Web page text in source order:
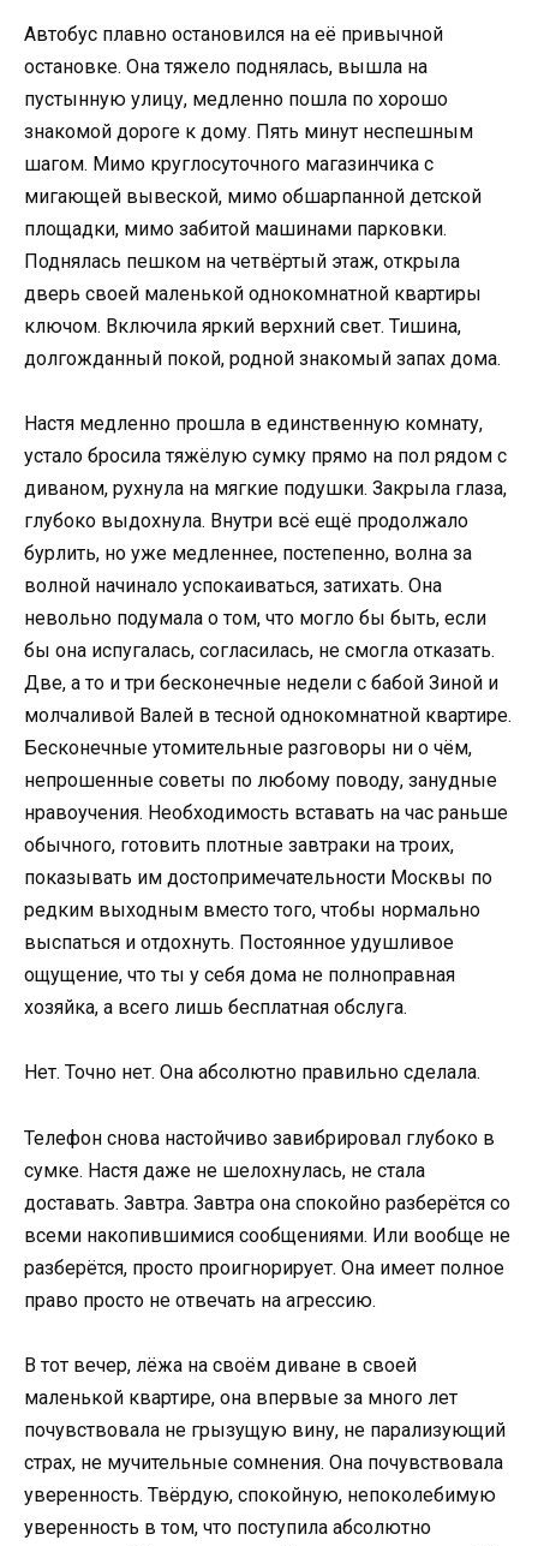
Автобус плавно остановился на её привычной
остановке. Она тяжело поднялась, вышла на
пустынную улицу, медленно пошла по хорошо
знакомой дороге к дому. Пять минут неспешным
шагом. Мимо круглосуточного магазинчика с
мигающей вывеской, мимо обшарпанной детской
площадки, мимо забитой машинами парковки.
Поднялась пешком на четвёртый этаж, открыла
дверь своей маленькой однокомнатной квартиры
ключом. Включила яркий верхний свет. Тишина,
долгожданный покой, родной знакомый запах дома.
Настя медленно прошла в единственную комнату,
устало бросила тяжёлую сумку прямо на пол рядом с
диваном, рухнула на мягкие подушки. Закрыла глаза,
глубоко выдохнула. Внутри всё ещё продолжало
бурлить, но уже медленнее, постепенно, волна за
волной начинало успокаиваться, затихать. Она
невольно подумала о том, что могло бы быть, если
бы она испугалась, согласилась, не смогла отказать.
Две, а то и три бесконечные недели с бабой Зиной и
молчаливой Валей в тесной однокомнатной квартире.
Бесконечные утомительные разговоры ни о чём,
непрошенные советы по любому поводу, занудные
нравоучения. Необходимость вставать на час раньше
обычного, готовить плотные завтраки на троих,
показывать им достопримечательности Москвы по
редким выходным вместо того, чтобы нормально
выспаться и отдохнуть. Постоянное удушливое
ощущение, что ты у себя дома не полноправная
хозяйка, а всего лишь бесплатная обслуга.
Нет. Точно нет. Она абсолютно правильно сделала.
Телефон снова настойчиво завибрировал глубоко в
сумке. Настя даже не шелохнулась, не стала
доставать. Завтра. Завтра она спокойно разберётся со
всеми накопившимися сообщениями. Или вообще не
разберётся, просто проигнорирует. Она имеет полное
право просто не отвечать на агрессию.
В тот вечер, лёжа на своём диване в своей
маленькой квартире, она впервые за много лет
почувствовала не грызущую вину, не парализующий
страх, не мучительные сомнения. Она почувствовала
уверенность. Твёрдую, спокойную, непоколебимую
уверенность в том, что поступила абсолютно